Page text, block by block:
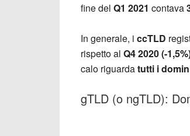
fine del Q1 2021 contava
In generale, i ccTLD
rispetto al Q4 2020 (-
calo riguardatutti i
gTLD (o ngTLD):